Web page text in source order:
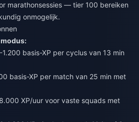
marathonsessies — tier 100 bereiken
onmogelijk.
basis-XP per cyclus van 13 min
basis-XP per match van 25 min met
XP/uur voor vaste squads met